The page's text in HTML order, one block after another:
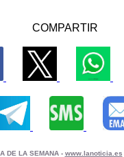
COMPARTIR
DE LA SEMANA - www.lanoticia.es